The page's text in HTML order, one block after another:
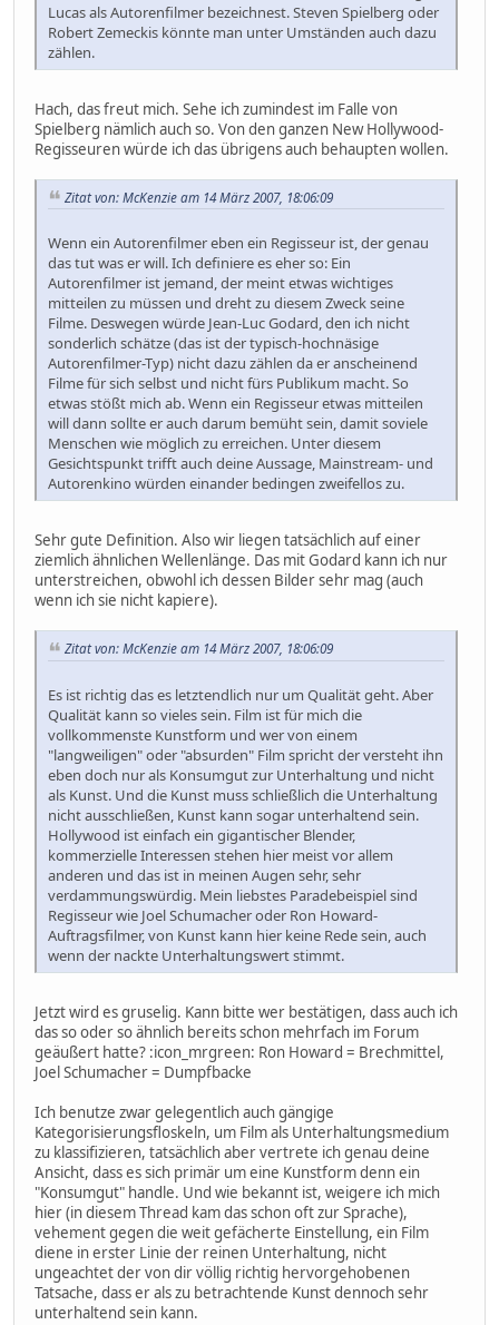
Lucas als Autorenfilmer bezeichnest. Steven Spielberg oder
Robert Zemeckis könnte man unter Umständen auch dazu
zählen.
Hach, das freut mich. Sehe ich zumindest im Falle von
Spielberg nämlich auch so. Von den ganzen New Hollywood-
Regisseuren würde ich das übrigens auch behaupten wollen.
Zitat von: McKenzie am 14 März 2007, 18:06:09
Wenn ein Autorenfilmer eben ein Regisseur ist, der genau
das tut was er will. Ich definiere es eher so: Ein
Autorenfilmer ist jemand, der meint etwas wichtiges
mitteilen zu müssen und dreht zu diesem Zweck seine
Filme. Deswegen würde Jean-Luc Godard, den ich nicht
sonderlich schätze (das ist der typisch-hochnäsige
Autorenfilmer-Typ) nicht dazu zählen da er anscheinend
Filme für sich selbst und nicht fürs Publikum macht. So
etwas stößt mich ab. Wenn ein Regisseur etwas mitteilen
will dann sollte er auch darum bemüht sein, damit soviele
Menschen wie möglich zu erreichen. Unter diesem
Gesichtspunkt trifft auch deine Aussage, Mainstream- und
Autorenkino würden einander bedingen zweifellos zu.
Sehr gute Definition. Also wir liegen tatsächlich auf einer
ziemlich ähnlichen Wellenlänge. Das mit Godard kann ich nur
unterstreichen, obwohl ich dessen Bilder sehr mag (auch
wenn ich sie nicht kapiere).
Zitat von: McKenzie am 14 März 2007, 18:06:09
Es ist richtig das es letztendlich nur um Qualität geht. Aber
Qualität kann so vieles sein. Film ist für mich die
vollkommenste Kunstform und wer von einem
"langweiligen" oder "absurden" Film spricht der versteht ihn
eben doch nur als Konsumgut zur Unterhaltung und nicht
als Kunst. Und die Kunst muss schließlich die Unterhaltung
nicht ausschließen, Kunst kann sogar unterhaltend sein.
Hollywood ist einfach ein gigantischer Blender,
kommerzielle Interessen stehen hier meist vor allem
anderen und das ist in meinen Augen sehr, sehr
verdammungswürdig. Mein liebstes Paradebeispiel sind
Regisseur wie Joel Schumacher oder Ron Howard-
Auftragsfilmer, von Kunst kann hier keine Rede sein, auch
wenn der nackte Unterhaltungswert stimmt.
Jetzt wird es gruselig. Kann bitte wer bestätigen, dass auch ich
das so oder so ähnlich bereits schon mehrfach im Forum
geäußert hatte? :icon_mrgreen: Ron Howard = Brechmittel,
Joel Schumacher = Dumpfbacke
Ich benutze zwar gelegentlich auch gängige
Kategorisierungsfloskeln, um Film als Unterhaltungsmedium
zu klassifizieren, tatsächlich aber vertrete ich genau deine
Ansicht, dass es sich primär um eine Kunstform denn ein
"Konsumgut" handle. Und wie bekannt ist, weigere ich mich
hier (in diesem Thread kam das schon oft zur Sprache),
vehement gegen die weit gefächerte Einstellung, ein Film
diene in erster Linie der reinen Unterhaltung, nicht
ungeachtet der von dir völlig richtig hervorgehobenen
Tatsache, dass er als zu betrachtende Kunst dennoch sehr
unterhaltend sein kann.